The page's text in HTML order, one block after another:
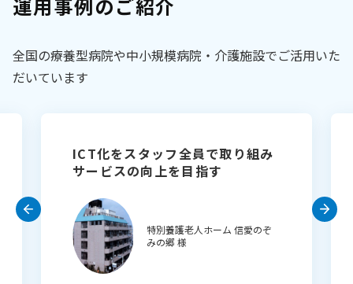
運用事例のご紹介
全国の療養型病院や中小規模病院・介護施設でご活用いた
だいています
ICT化をスタッフ全員で取り組み
サービスの向上を目指す
特別養護老人ホーム 信愛のぞ
みの郷 様